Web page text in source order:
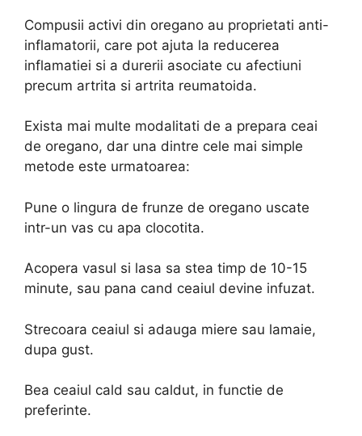
Compusii activi din oregano au proprietati anti-
inflamatorii, care pot ajuta la reducerea
inflamatiei si a durerii asociate cu afectiuni
precum artrita si artrita reumatoida.
Exista mai multe modalitati de a prepara ceai
de oregano, dar una dintre cele mai simple
metode este urmatoarea:
Pune o lingura de frunze de oregano uscate
intr-un vas cu apa clocotita.
Acopera vasul si lasa sa stea timp de 10-15
minute, sau pana cand ceaiul devine infuzat.
Strecoara ceaiul si adauga miere sau lamaie,
dupa gust.
Bea ceaiul cald sau caldut, in functie de
preferinte.